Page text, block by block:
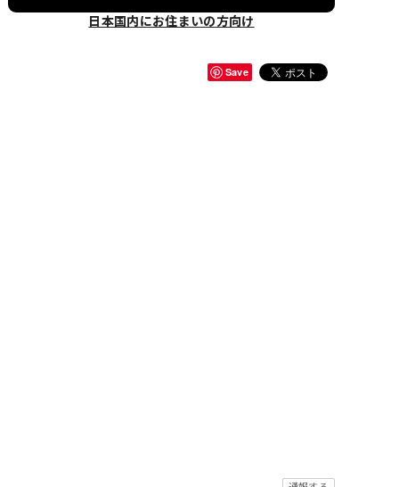
日本国内にお住まいの方向け
Save